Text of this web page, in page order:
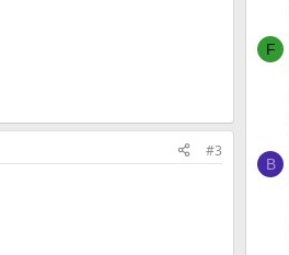
#3
F
B